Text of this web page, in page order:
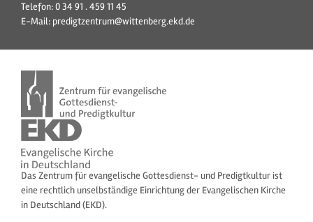
Telefon:0 34 91 . 459 11 45
E-Mail: predigtzentrum@wittenberg.ekd.de
Das Zentrum für evangelische Gottesdienst- und Predigtkultur ist
eine rechtlich unselbständige Einrichtung der Evangelischen Kirche
in Deutschland (EKD).